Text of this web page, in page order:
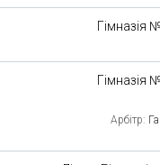
Гімназія
Гімназія
Арбітр: